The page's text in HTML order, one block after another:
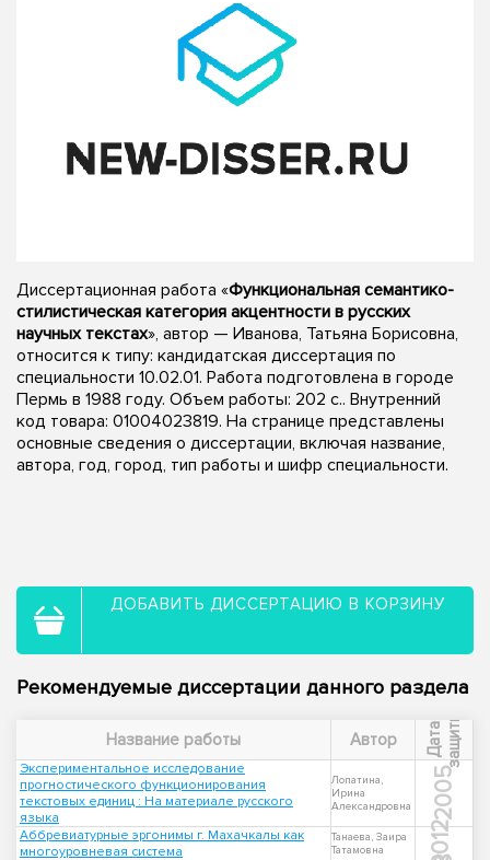
Диссертационная работа «Функциональная семантико-
стилистическая категория акцентности в русских
научных текстах», автор — Иванова, Татьяна Борисовна,
относится к типу: кандидатская диссертация по
специальности 10.02.01. Работа подготовлена в городе
Пермь в 1988 году. Объем работы: 202 с.. Внутренний
код товара: 01004023819. На странице представлены
основные сведения о диссертации, включая название,
автора, год, город, тип работы и шифр специальности.
ДОБАВИТЬ ДИССЕРТАЦИЮ В КОРЗИНУ
Рекомендуемые диссертации данного раздела
Название работы Автор Д
а
т
а
з
а
щ
и
т ы
Экспериментальное исследование
прогностического функционирования
текстовых единиц : На материале русского
языка
Лопатина,
Ирина
Александровна
2005
Аббревиатурные эргонимы г. Махачкалы как
многоуровневая система
Танаева, Заира
Татамовна
2012